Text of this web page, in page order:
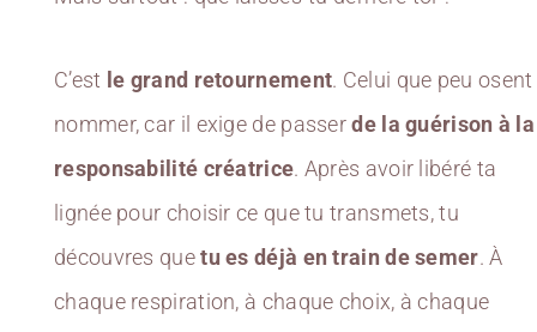
C’est le grand retournement. Celui que peu osent
nommer, car il exige de passerde la guérison à la
responsabilité créatrice. Après avoir libéré ta
lignée pour choisir ce que tu transmets, tu
découvres quetu es déjà en train de semer. À
chaque respiration, à chaque choix, à chaque